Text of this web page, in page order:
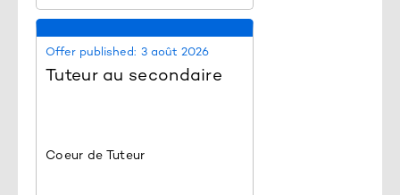
Offer published: 3 août 2026
Tuteur au secondaire
Coeur de Tuteur